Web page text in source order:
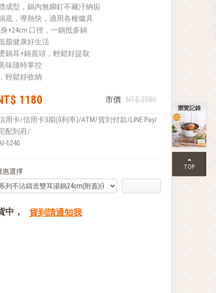
成型，鍋內無鉚釘不藏汙納垢
底，導熱快，適用各種爐具
+24cm 口徑，一鍋抵多鍋
脂健康好生活
鍋耳+鍋蓋頭，輕鬆好提取
味隨時掌控
輕鬆好收納
1180 市價 NT$ 2580
用卡/信用卡3期(0利率)/ATM/貨到付款/LINE Pay/
配到府/
6240
惠選擇
中， 貨到請通知我
瀏覽記錄
TOP